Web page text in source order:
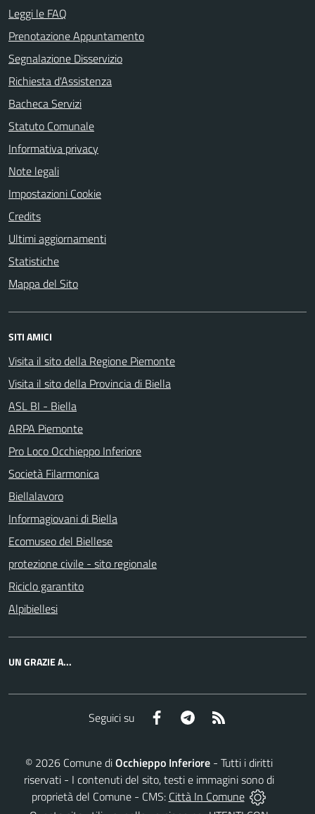
Leggi le FAQ
Prenotazione Appuntamento
Segnalazione Disservizio
Richiesta d'Assistenza
Bacheca Servizi
Statuto Comunale
Informativa privacy
Note legali
Impostazioni Cookie
Credits
Ultimi aggiornamenti
Statistiche
Mappa del Sito
SITI AMICI
Visita il sito della Regione Piemonte
Visita il sito della Provincia di Biella
ASL BI - Biella
ARPA Piemonte
Pro Loco Occhieppo Inferiore
Società Filarmonica
Biellalavoro
Informagiovani di Biella
Ecomuseo del Biellese
protezione civile - sito regionale
Riciclo garantito
Alpibiellesi
UN GRAZIE A...
Seguici su Facebook Telegram
© 2026 Comune diOcchieppo Inferiore - Tutti i diritti
riservati - I contenuti del sito, testi e immagini sono di
proprietà del Comune - CMS: Città In Comune